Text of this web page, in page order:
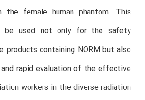
the female human phantom. This
be used not only for the safety
products containing NORM but also
rapid evaluation of the effective
workers in the diverse radiation